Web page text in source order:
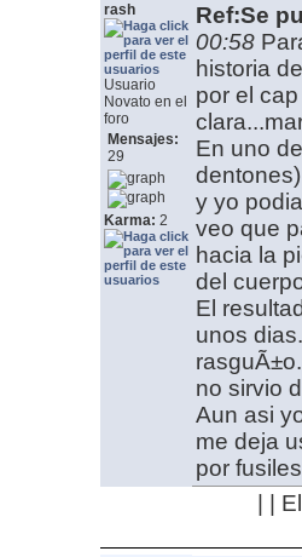
rash
Usuario
Novato en el
foro
Mensajes:
29
Karma: 2
Ref:Se
00:58
historia
por el
En uno
y yo
veo que
hacia la
del
El
unos
no sirvio
Aun asi
me deja
por
| |